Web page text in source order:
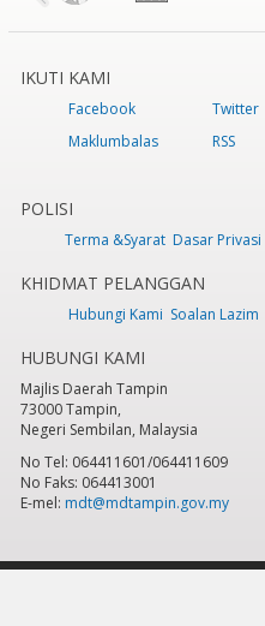
IKUTI KAMI
Facebook Twitter
Maklumbalas
RSS
POLISI
Terma &Syarat Dasar Privasi
KHIDMAT PELANGGAN
Hubungi Kami Soalan Lazim
HUBUNGI KAMI
Majlis Daerah Tampin
73000 Tampin,
Negeri Sembilan, Malaysia
No Tel: 064411601/064411609
No Faks: 064413001
E-mel: mdt@mdtampin.gov.my